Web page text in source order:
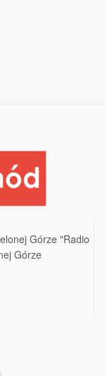
Górze "Radio
Górze